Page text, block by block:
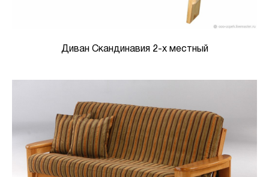
Диван Скандинавия 2-х местный